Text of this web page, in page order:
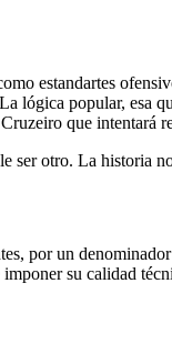
estandartes
popular, esa
que intentará
otro. La historia
por un
su calidad